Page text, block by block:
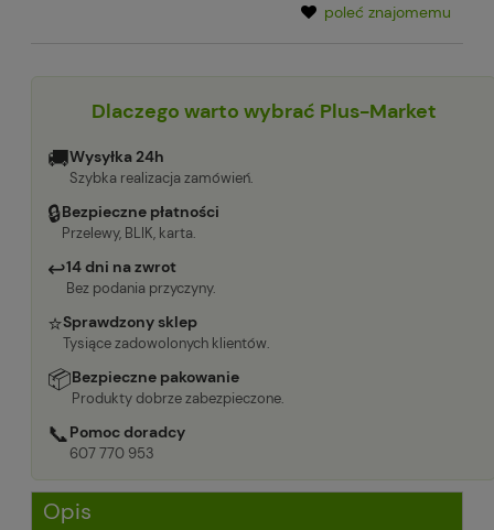
poleć znajomemu
Dlaczego warto wybrać Plus-Market
🚚Wysyłka 24h
Szybka realizacja zamówień.
🔒Bezpieczne płatności
Przelewy, BLIK, karta.
↩14 dni na zwrot
Bez podania przyczyny.
⭐Sprawdzony sklep
Tysiące zadowolonych klientów.
📦Bezpieczne pakowanie
Produkty dobrze zabezpieczone.
📞Pomoc doradcy
607 770 953
Opis